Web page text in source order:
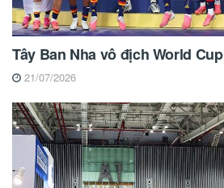
Tây Ban Nha vô địch World Cup
21/07/2026